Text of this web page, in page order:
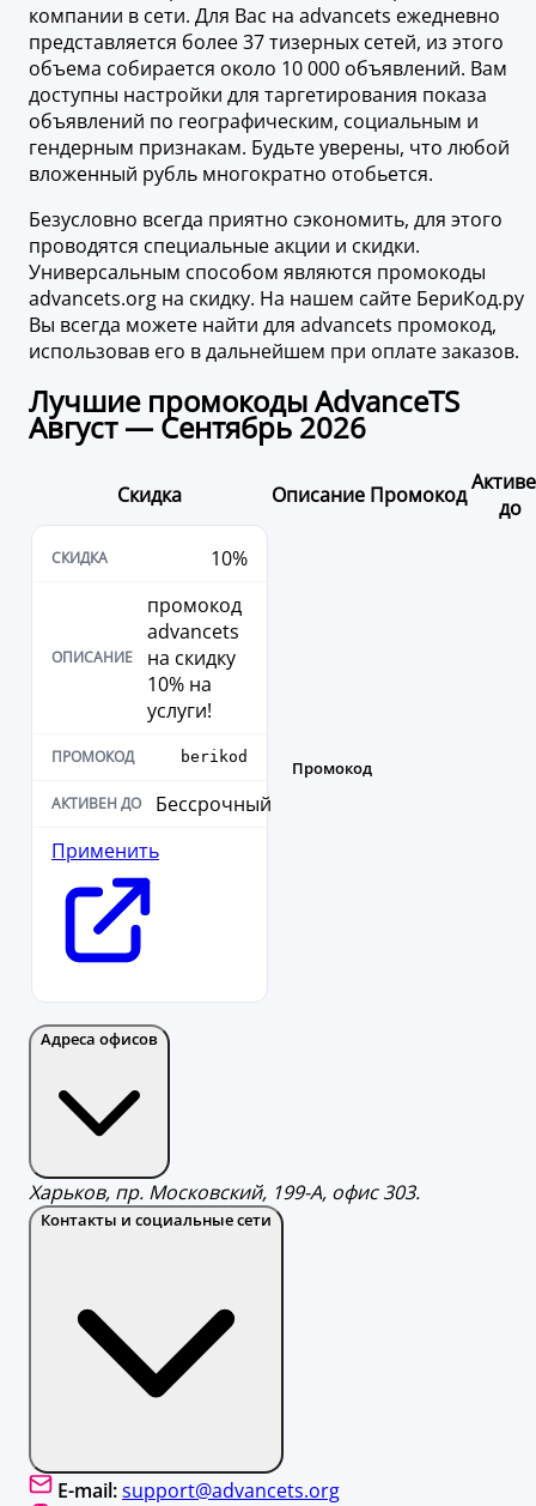
компании в сети. Для Вас на advancets ежедневно
представляется более 37 тизерных сетей, из этого
объема собирается около 10 000 объявлений. Вам
доступны настройки для таргетирования показа
объявлений по географическим, социальным и
гендерным признакам. Будьте уверены, что любой
вложенный рубль многократно отобьется.
Безусловно всегда приятно сэкономить, для этого
проводятся специальные акции и скидки.
Универсальным способом являются промокоды
advancets.org на скидку. На нашем сайте БериКод.ру
Вы всегда можете найти для advancets промокод,
использовав его в дальнейшем при оплате заказов.
Лучшие промокоды AdvanceTS
Август — Сентябрь 2026
Скидка Описание Промокод
до
10%
промокод
advancets
на скидку
10% на
услуги!
berikod
Бессрочный
Применить
Адреса офисов
Харьков, пр. Московский, 199-А, офис 303.
Контакты и социальные сети
E-mail:support@advancets.org